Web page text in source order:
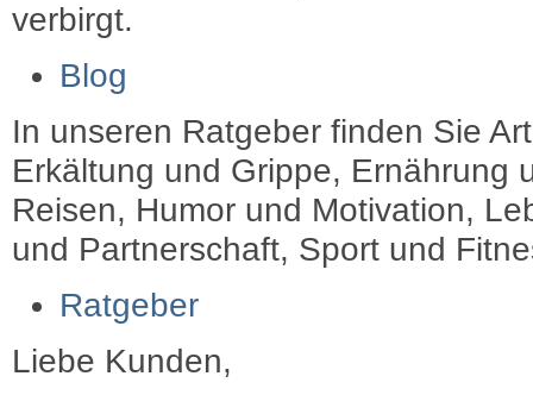
verbirgt.
Blog
In unseren Ratgeber finden Sie
Erkältung und Grippe, Ernährung
Reisen, Humor und Motivation,
und Partnerschaft, Sport und
Ratgeber
Liebe Kunden,